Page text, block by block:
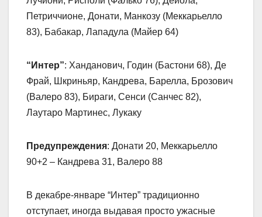
Петриччионе, Донати, Манкозу (Меккарьелло
83), Бабакар, Лападула (Майер 64)
“Интер”: Ханданович, Годин (Бастони 68), Де
Фрай, Шкриньяр, Кандрева, Барелла, Брозович
(Валеро 83), Бираги, Сенси (Санчес 82),
Лаутаро Мартинес, Лукаку
Предупреждения: Донати 20, Меккарьелло
90+2 – Кандрева 31, Валеро 88
В декабре-январе “Интер” традиционно
отступает, иногда выдавая просто ужасные